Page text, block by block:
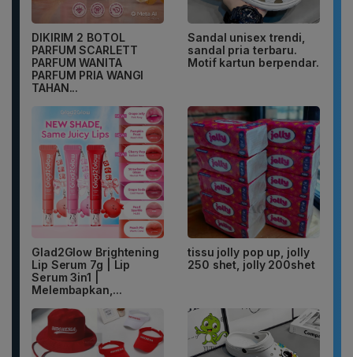
DIKIRIM 2 BOTOL
PARFUM SCARLETT
PARFUM WANITA
PARFUM PRIA WANGI
TAHAN...
Sandal unisex trendi,
sandal pria terbaru.
Motif kartun berpendar.
Glad2Glow Brightening
Lip Serum 7g | Lip
Serum 3in1 |
Melembapkan,...
tissu jolly pop up, jolly
250 shet, jolly 200shet